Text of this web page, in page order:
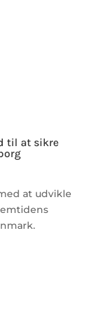
til at sikre
at udvikle